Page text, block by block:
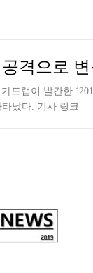
격으로
랩이 발간한
났다. 기사 링크